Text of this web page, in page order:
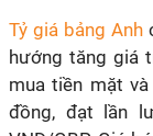
Tỷ giá bảng Anh
hướng tăng giá
mua tiền mặt
đồng, đạt lần